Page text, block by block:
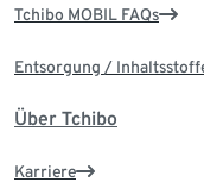
Tchibo MOBIL FAQs
Entsorgung /
Über Tchibo
Karriere